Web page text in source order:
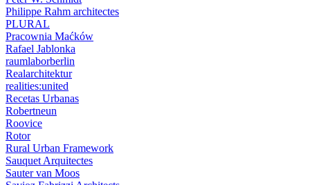
Philippe Rahm architectes
PLURAL
Pracownia Maćków
Rafael Jablonka
raumlaborberlin
Realarchitektur
realities:united
Recetas Urbanas
Robertneun
Roovice
Rotor
Rural Urban Framework
Sauquet Arquitectes
Sauter van Moos